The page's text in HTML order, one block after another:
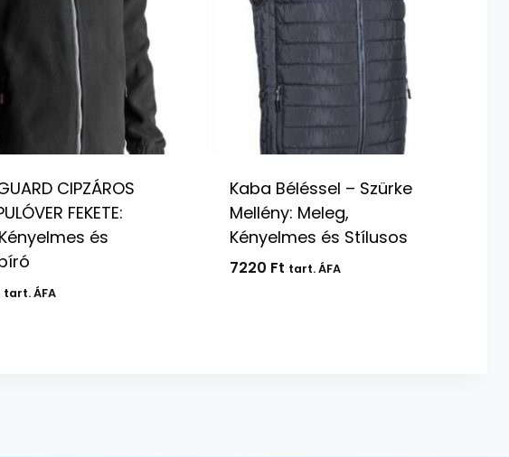
CIPZÁROS
FEKETE:
és
tart. ÁFA
Kaba Béléssel – Szürke
Mellény: Meleg,
Kényelmes és Stílusos
7220 Ft tart. ÁFA